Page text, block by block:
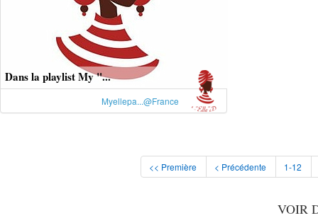
Dans la playlist My "...
Myellepa...@France
<< Première < Précédente 1-12
VOIR